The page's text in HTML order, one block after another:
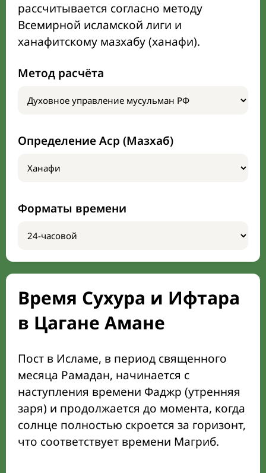
рассчитывается согласно методу
Всемирной исламской лиги и
ханафитскому мазхабу (ханафи).
Метод расчёта
Определение Аср (Мазхаб)
Форматы времени
Время Сухура и Ифтара
в Цагане Амане
Пост в Исламе, в период священного
месяца Рамадан, начинается с
наступления времени Фаджр (утренняя
заря) и продолжается до момента, когда
солнце полностью скроется за горизонт,
что соответствует времени Магриб.